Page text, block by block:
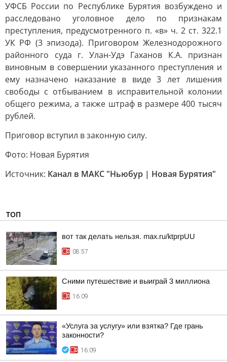
УФСБ России по Республике Бурятия возбуждено и
расследовано уголовное дело по признакам
преступления, предусмотренного п. «в» ч. 2 ст. 322.1
УК РФ (3 эпизода). Приговором Железнодорожного
районного суда г. Улан-Удэ Гаханов К.А. признан
виновным в совершении указанного преступления и
ему назначено наказание в виде 3 лет лишения
свободы с отбыванием в исправительной колонии
общего режима, а также штраф в размере 400 тысяч
рублей.
Приговор вступил в законную силу.
Фото: Новая Бурятия
Источник: Канал в МАКС "Ньюбур | Новая Бурятия"
ТОП
вот так делать нельзя. max.ru/ktprpUU
08:57
Сними путешествие и выиграй 3 миллиона
16:09
«Услуга за услугу» или взятка? Где грань
законности?
16:09